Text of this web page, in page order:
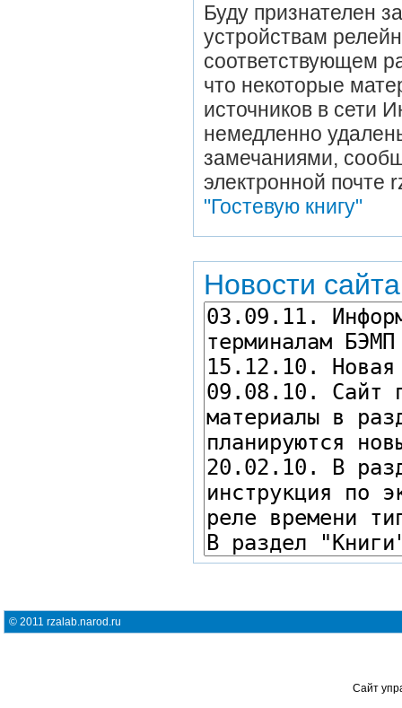
Буду признателен
устройствам
соответствующем
что некоторые
источников в сети
немедленно
замечаниями,
электронной почте
"Гостевую книгу"
Новости сайта
© 2011 rzalab.narod.ru
Сайт